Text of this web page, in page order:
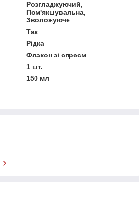
Розгладжуючий,
Пом'якшувальна,
Зволожуюче
Так
Рідка
Флакон зі спреєм
1 шт.
150 мл